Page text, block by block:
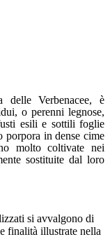
delle Verbenacee, è
o perenni legnose,
esili e sottili foglie
porpora in dense cime
molto coltivate nei
sostituite dal loro
si avvalgono di
finalità illustrate nella